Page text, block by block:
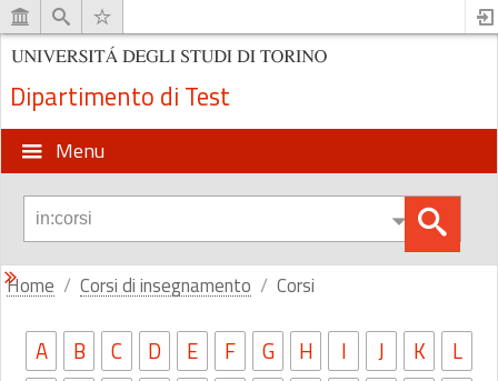
Dipartimento di Test
Menu
Home Corsi di insegnamento Corsi
A B C D E F G H I J K
L